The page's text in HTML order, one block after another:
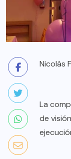
Nicolás
La
de